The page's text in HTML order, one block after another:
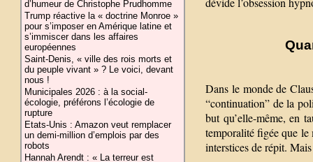
d’humeur de Christophe Prudhomme
Trump réactive la « doctrine Monroe »
pour s’imposer en Amérique latine et
s’immiscer dans les affaires
européennes
Saint-Denis, « ville des rois morts et
du peuple vivant » ? Le voici, devant
nous !
Municipales 2026 : à la social-
écologie, préférons l’écologie de
rupture
Etats-Unis : Amazon veut remplacer
un demi-million d’emplois par des
robots
Hannah Arendt : « La terreur est
Dans le monde de
“continuation” de la
but qu’elle-même, en
temporalité figée que le
interstices de répit.